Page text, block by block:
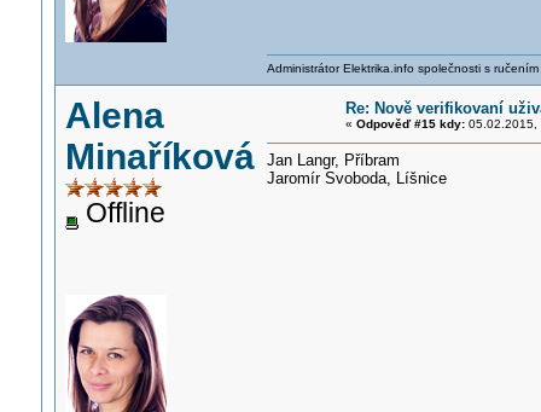
Administrátor Elektrika.info společnosti s
Alena
Minaříková
Offline
Re: Nově verifikovaní
« Odpověď #15 kdy:05.02.2015,
Jan Langr, Příbram
Jaromír Svoboda, Líšnice